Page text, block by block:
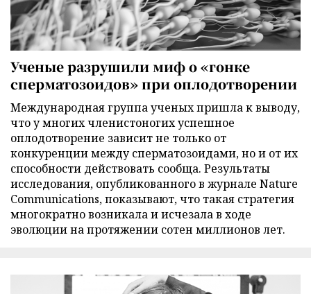
Ученые разрушили миф о «гонке
сперматозоидов» при оплодотворении
Международная группа ученых пришла к выводу,
что у многих членистоногих успешное
оплодотворение зависит не только от
конкуренции между сперматозоидами, но и от их
способности действовать сообща. Результаты
исследования, опубликованного в журнале Nature
Communications, показывают, что такая стратегия
многократно возникала и исчезала в ходе
эволюции на протяжении сотен миллионов лет.